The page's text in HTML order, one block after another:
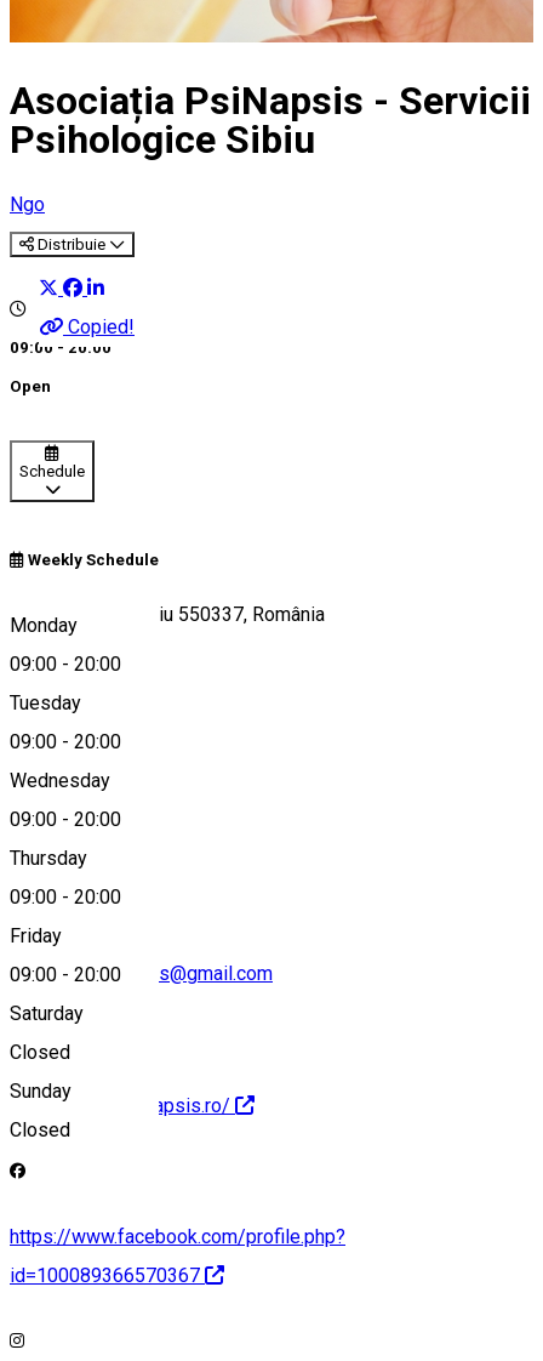
Asociația PsiNapsis - Servicii
Psihologice Sibiu
Ngo
Distribuie
Copied!
09:00 - 20:00
Open
Schedule
Weekly Schedule
Monday
09:00 - 20:00
Tuesday
09:00 - 20:00
Wednesday
09:00 - 20:00
Thursday
09:00 - 20:00
Friday
09:00 - 20:00
Saturday
Closed
Sunday
Closed
Str. Oituz 23a, Sibiu 550337, România
Map
asociatiapsinapsis@gmail.com
https://www.psinapsis.ro/
https://www.facebook.com/profile.php?
id=100089366570367